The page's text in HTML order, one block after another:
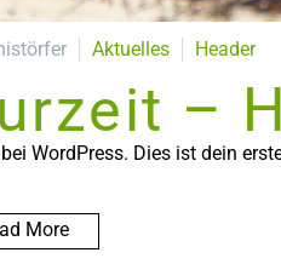
Aktuelles Header
–
WordPress. Dies ist dein
More